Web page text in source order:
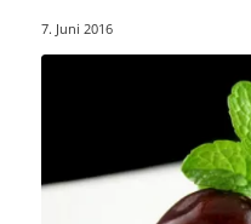
7. Juni 2016